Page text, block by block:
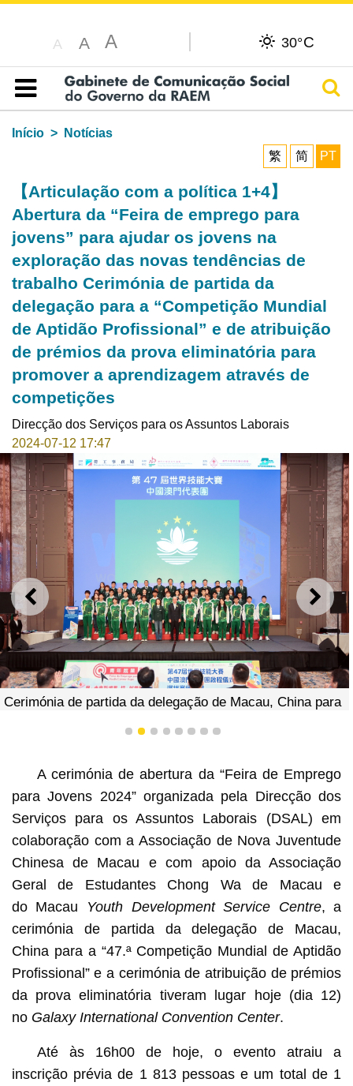
A A A 30°C
Índice
Início
Notícias
繁
简 PT
【Articulação com a política 1+4】
Abertura da “Feira de emprego para
jovens” para ajudar os jovens na
exploração das novas tendências de
trabalho Cerimónia de partida da
delegação para a “Competição Mundial
de Aptidão Profissional” e de atribuição
de prémios da prova eliminatória para
promover a aprendizagem através de
competições
Direcção dos Serviços para os Assuntos Laborais
2024-07-12 17:47
ANTERIOR
Cerimónia de partida da delegação de Macau, China para
Cerimónia de atribuição de prémios da prova eliminatória
1 2 3 4 5 6 7 8
A cerimónia de abertura da “Feira de Emprego
para Jovens 2024” organizada pela Direcção dos
Serviços para os Assuntos Laborais (DSAL) em
colaboração com a Associação de Nova Juventude
Chinesa de Macau e com apoio da Associação
Geral de Estudantes Chong Wa de Macau e
do Macau
Youth Development Service Centre, a
cerimónia de partida da delegação de Macau,
China para a “47.ª Competição Mundial de Aptidão
Profissional” e a cerimónia de atribuição de prémios
da prova eliminatória tiveram lugar hoje (dia 12)
no Galaxy International Convention Center.
Até às 16h00 de hoje, o evento atraiu a
inscrição prévia de 1 813 pessoas e um total de 1